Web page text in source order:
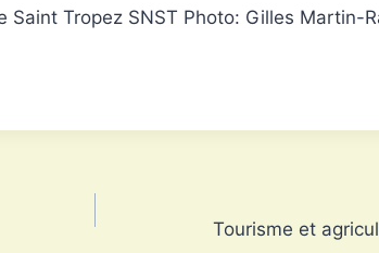
Saint Tropez SNST Photo: Gilles Martin-
Tourisme et